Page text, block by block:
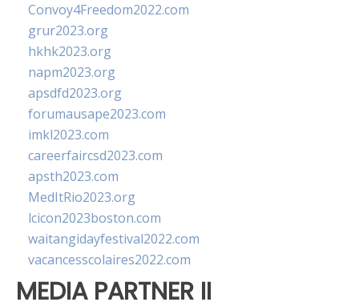
Convoy4Freedom2022.com
grur2023.org
hkhk2023.org
napm2023.org
apsdfd2023.org
forumausape2023.com
imkl2023.com
careerfaircsd2023.com
apsth2023.com
MedItRio2023.org
lcicon2023boston.com
waitangidayfestival2022.com
vacancesscolaires2022.com
MEDIA PARTNER II